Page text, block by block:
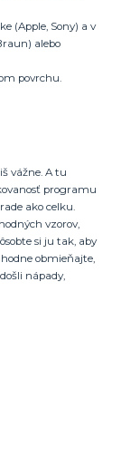
(Apple, Sony) a v
alebo
povrchu.
vážne. A tu
programu
ako celku.
vzorov,
si ju tak, aby
obmieňajte,
nápady,